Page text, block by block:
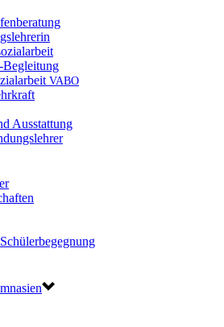
Begleitung
VABO
Ausstattung